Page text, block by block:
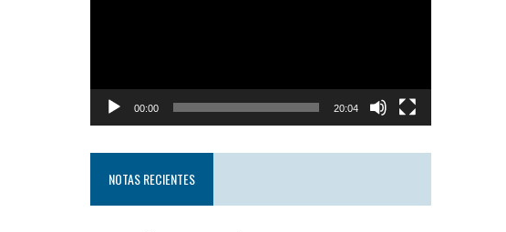
00:00 20:04
NOTAS RECIENTES